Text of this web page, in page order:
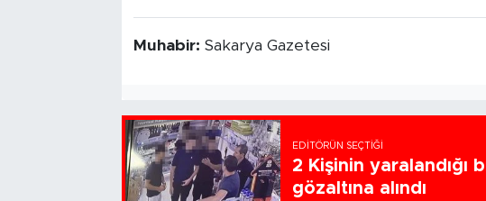
Muhabir: Sakarya Gazetesi
EDITÖRÜN SEÇTIĞI
2 Kişinin yaralandığı
gözaltına alındı